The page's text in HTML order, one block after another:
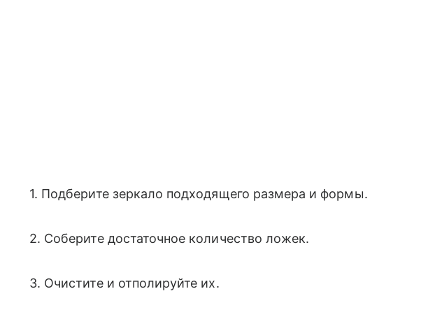
1. Подберите зеркало подходящего размера и формы.
2. Соберите достаточное количество ложек.
3. Очистите и отполируйте их.